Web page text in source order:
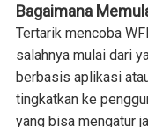
Bagaimana
Tertarik mencoba
salahnya mulai dari
berbasis aplikasi
tingkatkan ke
yang bisa mengatur